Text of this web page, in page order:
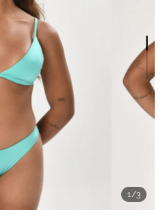
1 /3